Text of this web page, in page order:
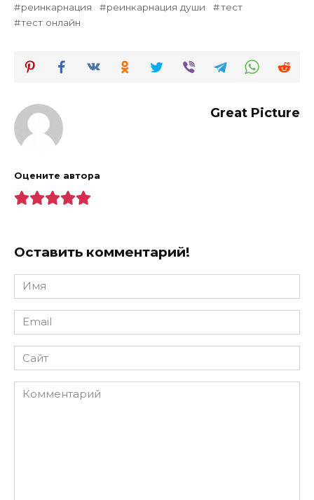
реинкарнация
реинкарнация души
тест
тест онлайн
Great Picture
Оцените автора
Оставить комментарий!
Имя
*
Email
*
Сайт
Комментарий